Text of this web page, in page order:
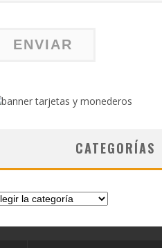
CATEGORÍAS